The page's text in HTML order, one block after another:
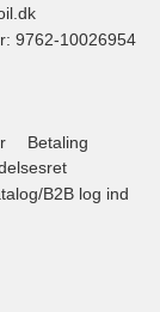
: 9762-10026954
Betaling
B2B log ind